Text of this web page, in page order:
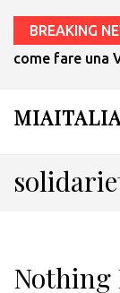
BREAKING
come fare una
Nothing